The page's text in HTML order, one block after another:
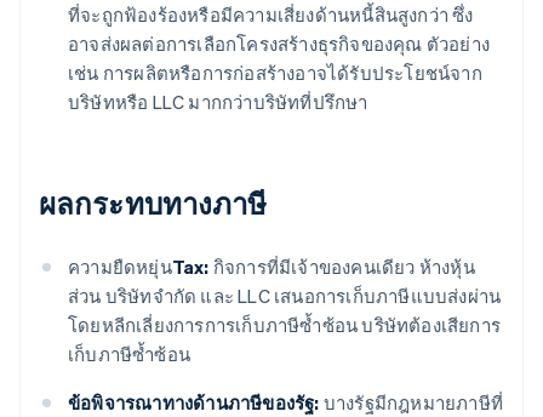
ที่จะถูกฟ้องร้องหรือมีความเสี่ยงด้านหนี้สินสูงกว่า ซึ่ง
อาจส่งผลต่อการเลือกโครงสร้างธุรกิจของคุณ ตัวอย่าง
เช่น การผลิตหรือการก่อสร้างอาจได้รับประโยชน์จาก
บริษัทหรือ LLC มากกว่าบริษัทที่ปรึกษา
ผลกระทบทางภาษี
ความยืดหยุ่นTax: กิจการที่มีเจ้าของคนเดียว ห้างหุ้น
ส่วน บริษัทจำกัด และ LLC เสนอการเก็บภาษีแบบส่งผ่าน
โดยหลีกเลี่ยงการการเก็บภาษีซ้ำซ้อน บริษัทต้องเสียการ
เก็บภาษีซ้ำซ้อน
ข้อพิจารณาทางด้านภาษีของรัฐ: บางรัฐมีกฎหมายภาษีที่